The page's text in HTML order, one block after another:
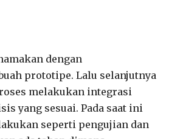
dengan
prototipe. Lalu selanjutnya
melakukan integrasi
yang sesuai. Pada saat ini
seperti pengujian dan